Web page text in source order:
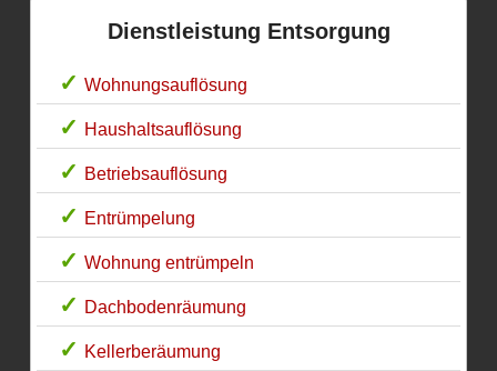
Dienstleistung Entsorgung
Wohnungsauflösung
Haushaltsauflösung
Betriebsauflösung
Entrümpelung
Wohnung entrümpeln
Dachbodenräumung
Kellerberäumung